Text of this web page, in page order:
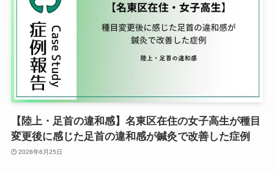
【陸上・足首の違和感】名東区在住の女子高生が種目
変更後に感じた足首の違和感が鍼灸で改善した症例
2026年6月25日